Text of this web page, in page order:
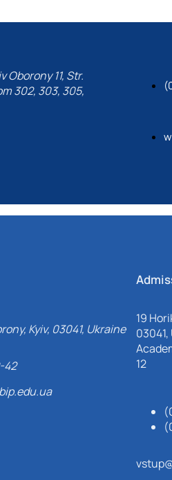
Oborony 11, Str.
302, 303, 305,
Kyiv, 03041, Ukraine
42
19
12